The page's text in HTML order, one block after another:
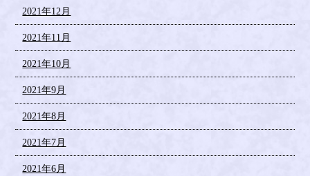
2021年12月
2021年11月
2021年10月
2021年9月
2021年8月
2021年7月
2021年6月